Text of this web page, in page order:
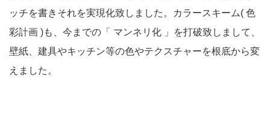
ッチを書きそれを実現化致しました。カラースキーム( 色
彩計画 )も、今までの「 マンネリ化 」を打破致しまして、
壁紙、建具やキッチン等の色やテクスチャーを根底から変
えました。